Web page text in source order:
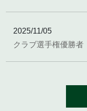
2025/11/05
クラブ選手権優勝者